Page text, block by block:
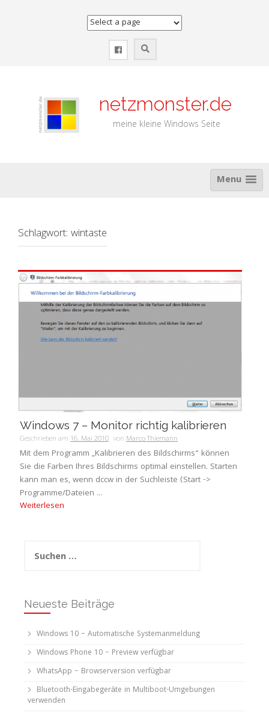
netzmonster.de
meine kleine Windows Seite
Menu
Schlagwort: wintaste
Windows 7 – Monitor richtig kalibrieren
Geschrieben am 16. Mai 2010 von Marco Thiemann
Mit dem Programm „Kalibrieren des Bildschirms“ können
Sie die Farben Ihres Bildschirms optimal einstellen. Starten
kann man es, wenn dccw in der Suchleiste (Start ->
Programme/Dateien ...
Weiterlesen
nach:
Neueste Beiträge
Windows 10 – Automatische Systemanmeldung
Windows Phone 10 – Preview verfügbar
WhatsApp – Browserversion verfügbar
Bluetooth-Eingabegeräte in Multiboot-Umgebungen
verwenden